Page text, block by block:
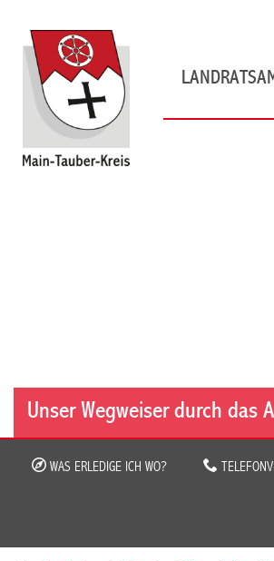
Unser Wegweiser durch das
WAS ERLEDIGE ICH WO?